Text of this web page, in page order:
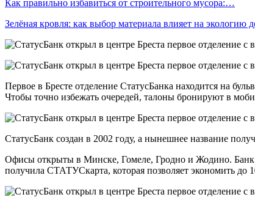
Как правильно избавиться от строительного мусора:…
Зелёная кровля: как выбор материала влияет на экологию
Первое в Бресте отделение СтатусБанка находится на
Чтобы точно избежать очередей, талоны бронируют в
СтатусБанк создан в 2002 году, а нынешнее название
Офисы открыты в Минске, Гомеле, Гродно и Жодино. Банк
получила СТАТУСкарта, которая позволяет экономить до